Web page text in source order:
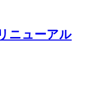
ニューアル